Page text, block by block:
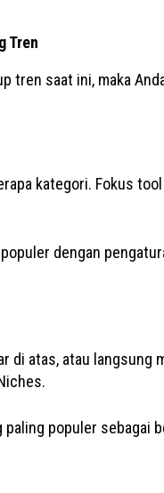
Tren
tren saat ini, maka
kategori. Fokus
dengan
di atas, atau langsung
paling populer sebagai